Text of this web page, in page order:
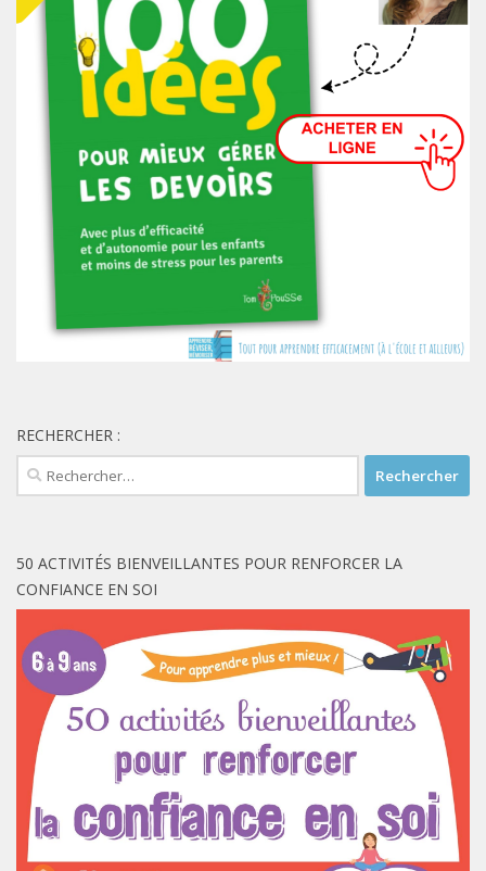
RECHERCHER :
Rechercher :
50 ACTIVITÉS BIENVEILLANTES POUR RENFORCER LA
CONFIANCE EN SOI